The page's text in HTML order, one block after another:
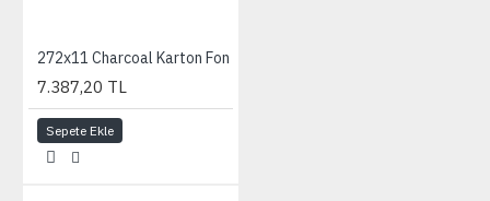
272x11 Charcoal Karton Fon
7.387,20 TL
Sepete Ekle